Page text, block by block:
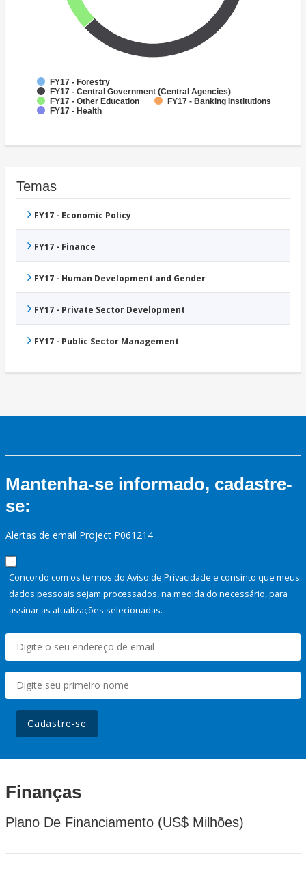
FY17 - Forestry
FY17 - Central Government (Central Agencies)
FY17 - Other Education
FY17 - Banking Institutions
FY17 - Health
Temas
FY17 - Economic Policy
FY17 - Finance
FY17 - Human Development and Gender
FY17 - Private Sector Development
FY17 - Public Sector Management
Mantenha-se informado, cadastre-
se:
Alertas de email Project P061214
Concordo com os termos do Aviso de Privacidade e consinto que meus
dados pessoais sejam processados, na medida do necessário, para
assinar as atualizações selecionadas.
Cadastre-se
Finanças
Plano De Financiamento (US$ Milhões)